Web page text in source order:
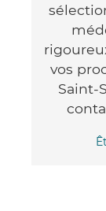
vos
Saint-